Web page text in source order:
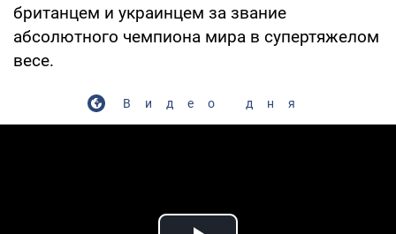
британцем и украинцем за звание
абсолютного чемпиона мира в супертяжелом
весе.
Видео дня